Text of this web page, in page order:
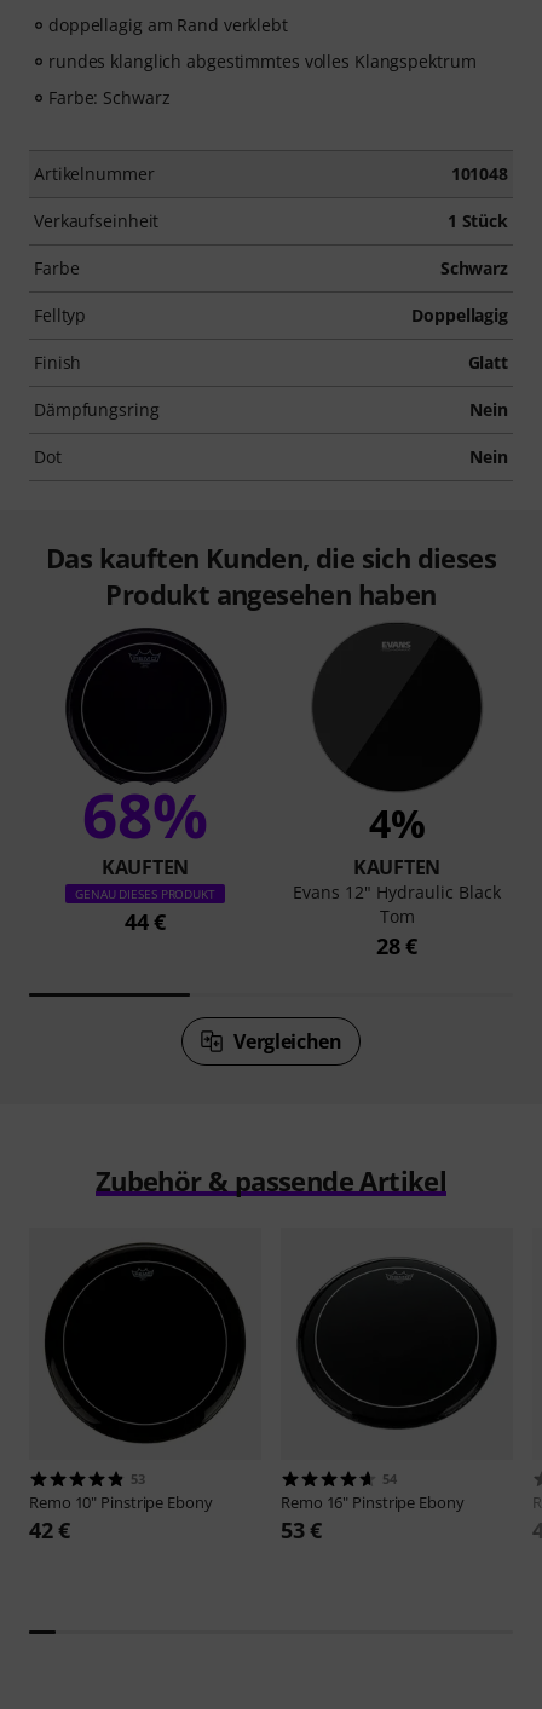
doppellagig am Rand verklebt
rundes klanglich abgestimmtes volles Klangspektrum
Farbe: Schwarz
Artikelnummer 101048
Verkaufseinheit 1 Stück
Farbe Schwarz
Felltyp Doppellagig
Finish Glatt
Dämpfungsring Nein
Dot Nein
Das kauften Kunden, die sich dieses
Produkt angesehen haben
68%
KAUFTEN
GENAU DIESES PRODUKT
44 €
4%
KAUFTEN
Evans 12" Hydraulic Black
Tom
28 €
Vergleichen
Zubehör & passende Artikel
53
Remo 10" Pinstripe Ebony
42 €
54
Remo 16" Pinstripe Ebony
53 €